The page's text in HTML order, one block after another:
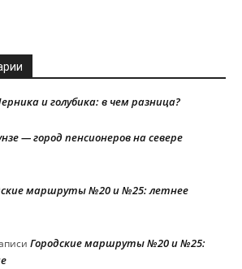
и голубика: в чем разница?
— город пенсионеров на севере
маршруты №20 и №25: летнее
Городские маршруты №20 и №25: